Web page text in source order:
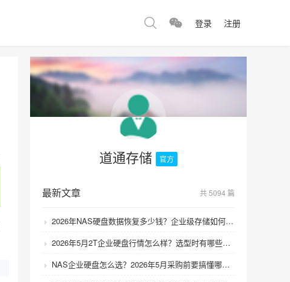
登录 注册
道通存储 官方
最新文章 共 5094 篇
2026年NAS硬盘数据恢复多少钱？企业级存储如何避免数据丢失风险？
2026年5月2T企业硬盘行情怎么样？选型时有哪些避坑技巧？
NAS企业硬盘怎么选？2026年5月采购前要搞懂哪些坑？